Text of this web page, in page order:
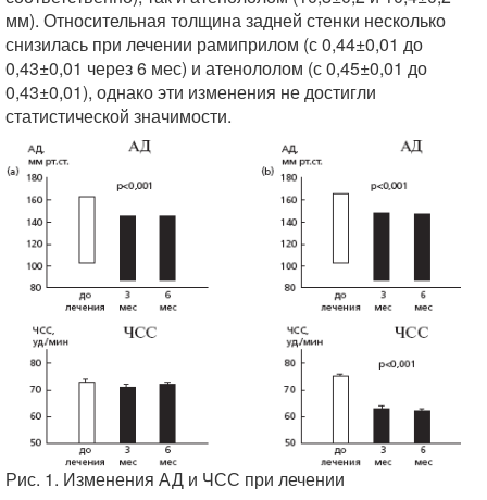
мм). Относительная толщина задней стенки несколько
снизилась при лечении рамиприлом (с 0,44±0,01 до
0,43±0,01 через 6 мес) и атенололом (с 0,45±0,01 до
0,43±0,01), однако эти изменения не достигли
статистической значимости.
Рис. 1. Изменения АД и ЧСС при лечении